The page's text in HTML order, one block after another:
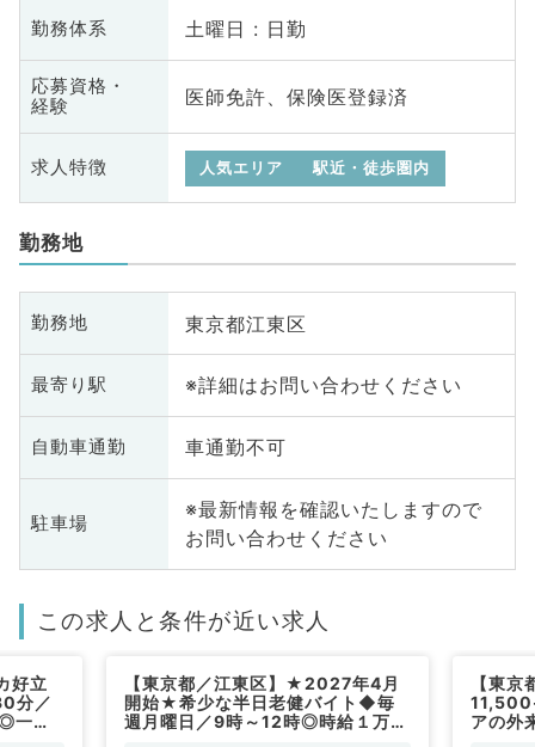
勤務体系 土曜日 : 日勤
応募資格・
経験
医師免許、保険医登録済
求人特徴 人気エリア 駅近・徒歩圏内
勤務地
勤務地 東京都江東区
最寄り駅 ※詳細はお問い合わせください
自動車通勤 車通勤不可
駐車場
※最新情報を確認いたしますので
お問い合わせください
この求人と条件が近い求人
好立
分／
一般
【東京都／江東区】★2027年4月
開始★希少な半日老健バイト◆毎
週月曜日／9時～12時◎時給１万円
【東
アの外